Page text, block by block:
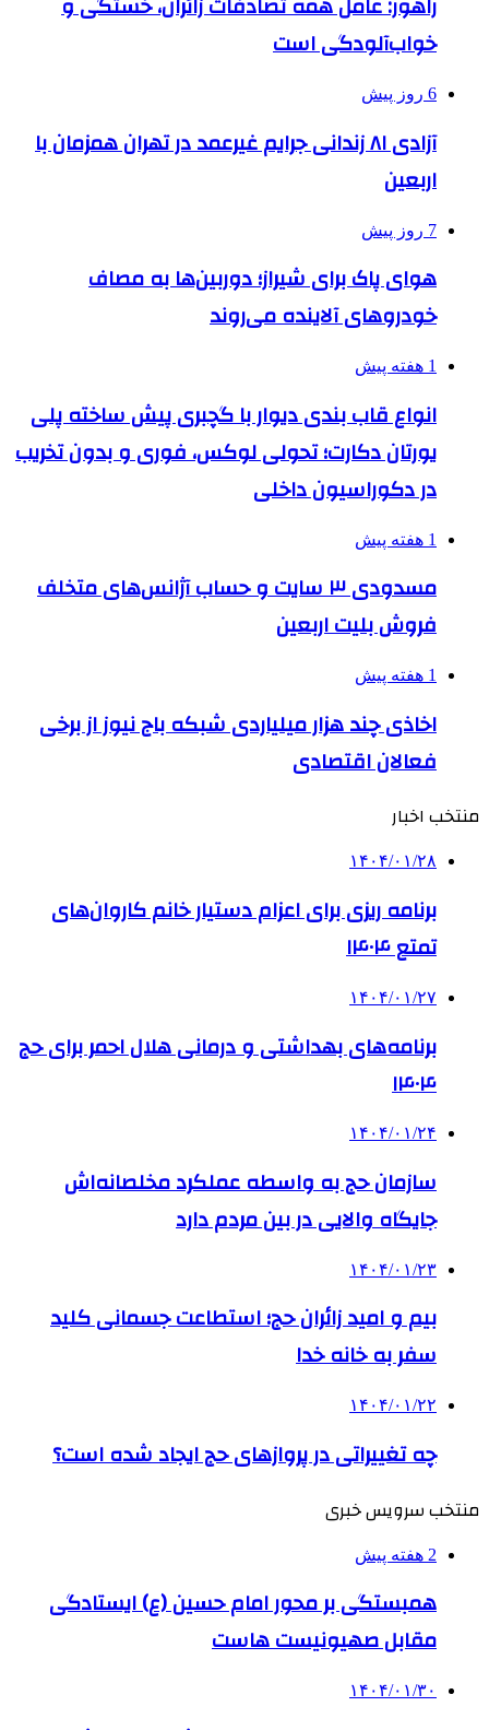
خواب‌آلودگی است
6 روز پیش
آزادی ۸۱ زندانی جرایم غیرعمد در تهران همزمان با
اربعین
7 روز پیش
هوای پاک برای شیراز؛ دوربین‌ها به مصاف
خودروهای آلاینده می‌روند
1 هفته پیش
انواع قاب بندی دیوار با گچبری پیش ساخته پلی
یورتان دکارت؛ تحولی لوکس، فوری و بدون تخریب
در دکوراسیون داخلی
1 هفته پیش
مسدودی ۳ سایت و حساب آژانس‌های متخلف
فروش بلیت اربعین
1 هفته پیش
اخاذی چند هزار میلیاردی شبکه باج نیوز از برخی
فعالان اقتصادی
منتخب اخبار
۱۴۰۴/۰۱/۲۸
برنامه ریزی برای اعزام دستیار خانم کاروان‌های
تمتع ۱۴۰۴
۱۴۰۴/۰۱/۲۷
برنامه‌های بهداشتی و درمانی هلال احمر برای حج
۱۴۰۴
۱۴۰۴/۰۱/۲۴
سازمان حج به واسطه عملکرد مخلصانه‌اش
جایگاه والایی در بین مردم دارد
۱۴۰۴/۰۱/۲۳
بیم و امید زائران حج؛ استطاعت جسمانی کلید
سفر به خانه خدا
۱۴۰۴/۰۱/۲۲
چه تغییراتی در پروازهای حج ایجاد شده است؟
منتخب سرویس خبری
2 هفته پیش
همبستگی بر محور امام حسین (ع) ایستادگی
مقابل صهیونیست هاست
۱۴۰۴/۰۱/۳۰